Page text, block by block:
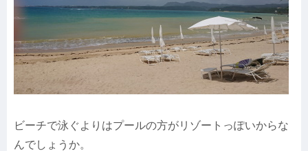
ビーチで泳ぐよりはプールの方がリゾートっぽいからな
んでしょうか。